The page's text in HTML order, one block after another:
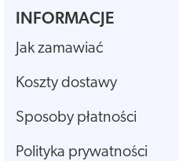
INFORMACJE
Jak zamawiać
Koszty dostawy
Sposoby płatności
Polityka prywatności